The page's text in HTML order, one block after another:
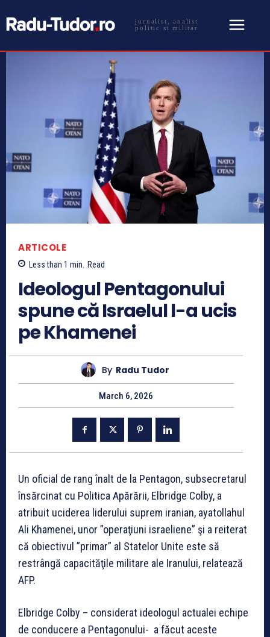
jurnalist, analist
politic si militar
ARTICOLE
Less than 1 min. Read
Ideologul Pentagonului
spune că Israelul l-a ucis
pe Khamenei
By Radu Tudor
March 6, 2026
Un oficial de rang înalt de la Pentagon, subsecretarul
însărcinat cu Politica Apărării, Elbridge Colby, a
atribuit uciderea liderului suprem iranian, ayatollahul
Ali Khamenei, unor ”operaţiuni israeliene” şi a reiterat
că obiectivul ”primar” al Statelor Unite este să
restrângă capacităţile militare ale Iranului, relatează
AFP.
Elbridge Colby – considerat ideologul actualei echipe
de conducere a Pentagonului- a făcut aceste